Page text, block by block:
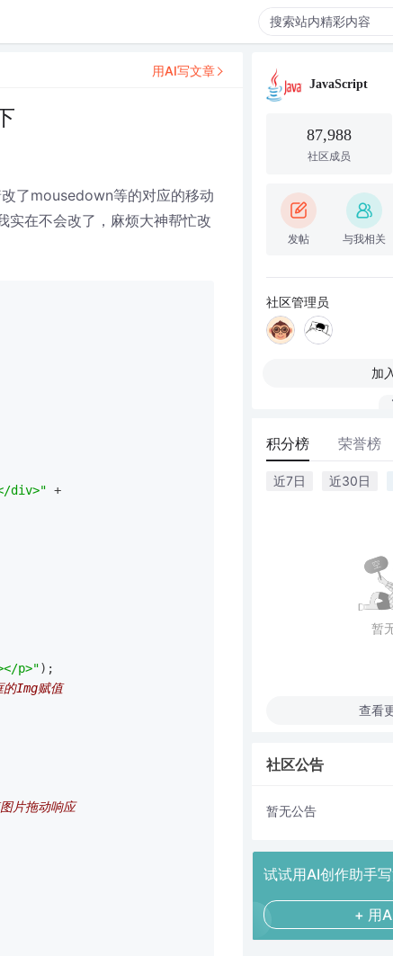
了mousedown等的对应的移动
在不会改了，麻烦大神帮忙改
div>" +
p>");
Img赋值
片拖动响应
用AI写文章
JavaScript
87,988
社区成员
发帖 与我相关
社区管理员
加
积分榜 荣誉榜
近7日 近30日
暂
查看
社区公告
暂无公告
试试用AI创作助手
+ 用